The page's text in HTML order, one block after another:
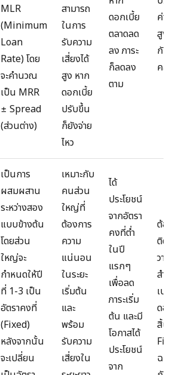
MLR
(Minimum
Loan
Rate) โดย
จะคำนวณ
เป็น MRR
± Spread
(ส่วนต่าง)
สามารถ
ในการ
รับความ
เสี่ยงได้
สูง หาก
ดอกเบี้ย
ปรับขึ้น
ก็ยังจ่าย
ไหว
ดอกเบี้ย
ตลาดลด
ลง ภาระ
ก็ลดลง
ตาม
ค่างวด
สูงขึ้น
กับสภ
คล่อง
เป็นการ
ผสมผสาน
ระหว่างสอง
แบบข้างต้น
โดยส่วน
ใหญ่จะ
กำหนดให้ปี
ที่ 1-3 เป็น
อัตราคงที่
(Fixed)
หลังจากนั้น
จะเปลี่ยน
เหมาะกับ
คนส่วน
ใหญ่ที่
ต้องการ
ความ
แน่นอน
ในระยะ
เริ่มต้น
และ
พร้อม
รับความ
เสี่ยงใน
ได้
ประโยชน์
จากอัตรา
คงที่ต่ำ
ในปี
แรกๆ
เพื่อลด
ภาระเริ่ม
ต้น และมี
โอกาสได้
ประโยชน์
จาก
ต้องค
ติดตาม
วางแ
สำหรับ
เปลี่ย
ดอกเบี้
สิ้นสุด
Fixed
ฉะนั้น